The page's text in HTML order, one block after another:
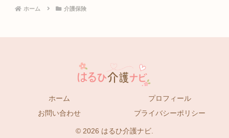
ホーム 介護保険
ホーム
プロフィール
お問い合わせ
プライバシーポリシー
© 2026 はるひ介護ナビ.